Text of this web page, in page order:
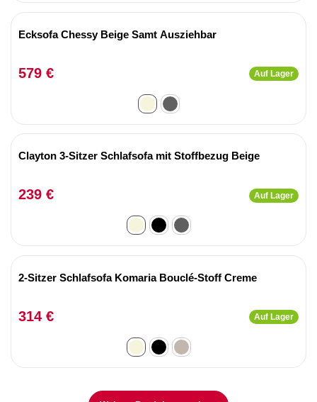
Ecksofa Chessy Beige Samt Ausziehbar
579 € Auf Lager
Clayton 3-Sitzer Schlafsofa mit Stoffbezug Beige
239 € Auf Lager
2-Sitzer Schlafsofa Komaria Bouclé-Stoff Creme
314 € Auf Lager